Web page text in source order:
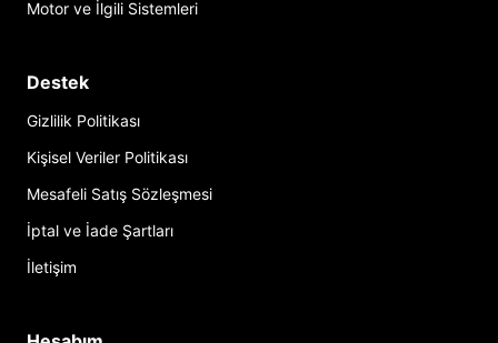
Motor ve İlgili Sistemleri
Destek
Gizlilik Politikası
Kişisel Veriler Politikası
Mesafeli Satış Sözleşmesi
İptal ve İade Şartları
İletişim